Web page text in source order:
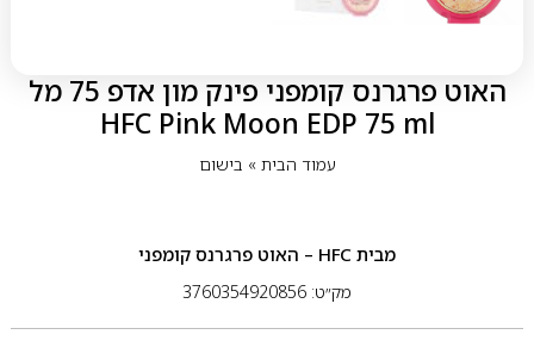
האוט פרגרנס קומפני פינק מון אדפ 75 מל
HFC Pink Moon EDP 75 ml
עמוד הבית» בישום
מבית HFC – האוט פרגרנס קומפני
מק״ט: 3760354920856